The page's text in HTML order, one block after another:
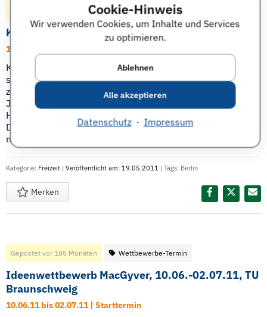
Cookie-Hinweis
Wir verwenden Cookies, um Inhalte und Services
zu optimieren.
Ablehnen
Alle akzeptieren
Datenschutz· Impressum
Gepostet vor 185 Monaten Freizeit-Termin
Karneval der Kulturen, Berlin
10.06.11 bis 13.06.11 | Berlin
Karneval der Kulturen ist ein jährlich in Berlin
stattfindender Event, bei dem Tanz und Gesang aus
zahlreichen Ländern der Welt vorgestellt werden. Jedes
Jahr ziehen rund 4.500 Menschen unterschiedlichster
Herkunft mit einem Umzug durch die Straßen Kreuzbergs.
Daneben findet ein viertägiges Straßenfest mit zahlreichen
musikalischen Darbietungen ...
Kategorie: Freizeit | Veröffentlicht am: 19.05.2011 | Tags: Berlin
Merken
Gepostet vor 185 Monaten Wettbewerbe-Termin
Ideenwettbewerb MacGyver, 10.06.-02.07.11, TU
Braunschweig
10.06.11 bis 02.07.11 | Starttermin